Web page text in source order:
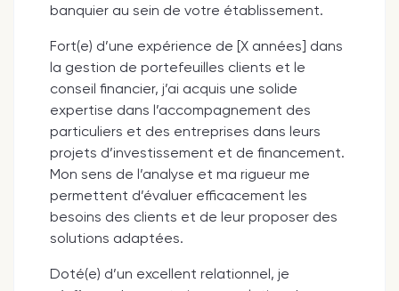
banquier au sein de votre établissement.
Fort(e) d’une expérience de [X années] dans
la gestion de portefeuilles clients et le
conseil financier, j’ai acquis une solide
expertise dans l’accompagnement des
particuliers et des entreprises dans leurs
projets d’investissement et de financement.
Mon sens de l’analyse et ma rigueur me
permettent d’évaluer efficacement les
besoins des clients et de leur proposer des
solutions adaptées.
Doté(e) d’un excellent relationnel, je